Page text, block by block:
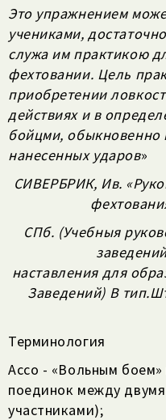
Это упражнением
учениками,
служа им практикою
фехтовании. Цель
приобретении
действиях и в
бойцми, обыкновенно
нанесенных ударов»
СИВЕРБРИК, Ив.
СПб. (Учебныя
наставления для
Заведений) В
Терминология
Ассо - «Вольным
поединок между
участниками);